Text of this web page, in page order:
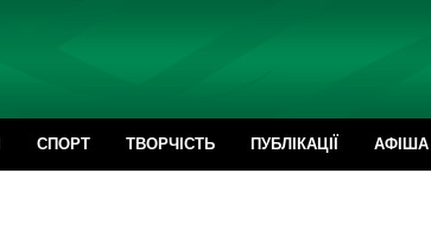
СПОРТ ТВОРЧІСТЬ ПУБЛІКАЦІЇ АФІША